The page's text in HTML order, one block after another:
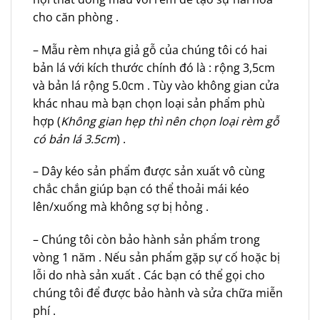
cho căn phòng .
– Mẫu rèm nhựa giả gỗ của chúng tôi có hai
bản lá với kích thước chính đó là : rộng 3,5cm
và bản lá rộng 5.0cm . Tùy vào không gian cửa
khác nhau mà bạn chọn loại sản phẩm phù
hợp (Không gian hẹp thì nên chọn loại rèm gỗ
có bản lá 3.5cm) .
– Dây kéo sản phẩm được sản xuất vô cùng
chắc chắn giúp bạn có thể thoải mái kéo
lên/xuống mà không sợ bị hỏng .
– Chúng tôi còn bảo hành sản phẩm trong
vòng 1 năm . Nếu sản phẩm gặp sự cố hoặc bị
lỗi do nhà sản xuất . Các bạn có thể gọi cho
chúng tôi để được bảo hành và sửa chữa miễn
phí .